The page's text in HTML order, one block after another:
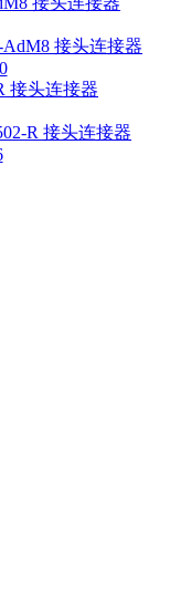
AdM8 接头连接器
R 接头连接器